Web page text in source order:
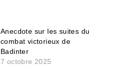
Anecdote sur les suites du
combat victorieux de
Badinter
7 octobre 2025